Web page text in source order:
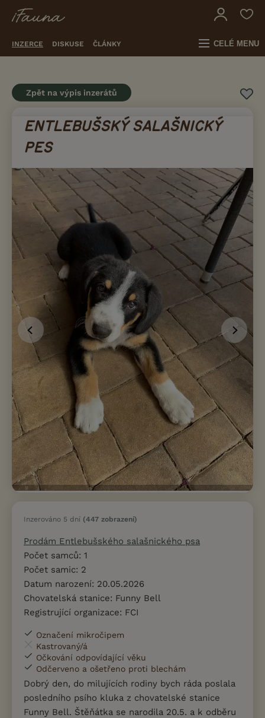
INZERCE DISKUSE ČLÁNKY CELÉ MENU
Zpět na výpis inzerátů
Inzerováno 5 dní (447 zobrazení)
Prodám Entlebušského salašnického psa
Počet samců: 1
Počet samic: 2
Datum narození: 20.05.2026
Chovatelská stanice: Funny Bell
Registrující organizace: FCI
Označení mikročipem
Kastrovaný/á
Očkování odpovídající věku
Odčerveno a ošetřeno proti blechám
Dobrý den, do milujících rodiny bych ráda poslala
posledního psího kluka z chovatelské stanice
Funny Bell. Štěňátka se narodila 20.5. a k odběru
ENTLEBUŠSKÝ SALAŠNICKÝ
PES